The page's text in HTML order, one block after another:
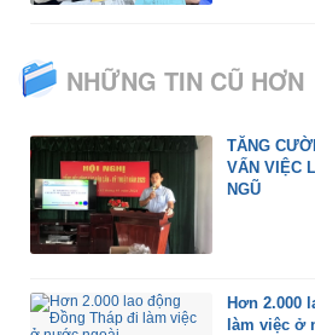
NHỮNG TIN CŨ HƠN
TĂNG
VẤN VIỆC
NGŨ
Hơn 2.000
làm việc ở